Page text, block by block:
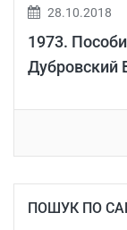
28.10.2018
1973.
Дубровский
ПОШУК ПО